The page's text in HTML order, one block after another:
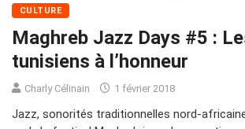
CULTURE
Maghreb Jazz Days #5 :
tunisiens à l’honneur
Charly Célinain 1 février 2018
Jazz, sonorités traditionnelles nord-